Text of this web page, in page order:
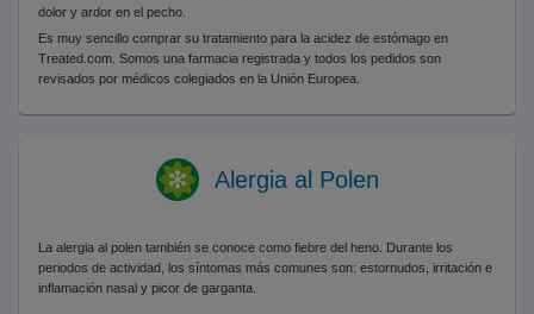
dolor y ardor en el pecho.
Es muy sencillo comprar su tratamiento para la acidez de estómago en
Treated.com. Somos una farmacia registrada y todos los pedidos son
revisados por médicos colegiados en la Unión Europea.
Alergia al Polen
La alergia al polen también se conoce como fiebre del heno. Durante los
periodos de actividad, los síntomas más comunes son: estornudos, irritación e
inflamación nasal y picor de garganta.